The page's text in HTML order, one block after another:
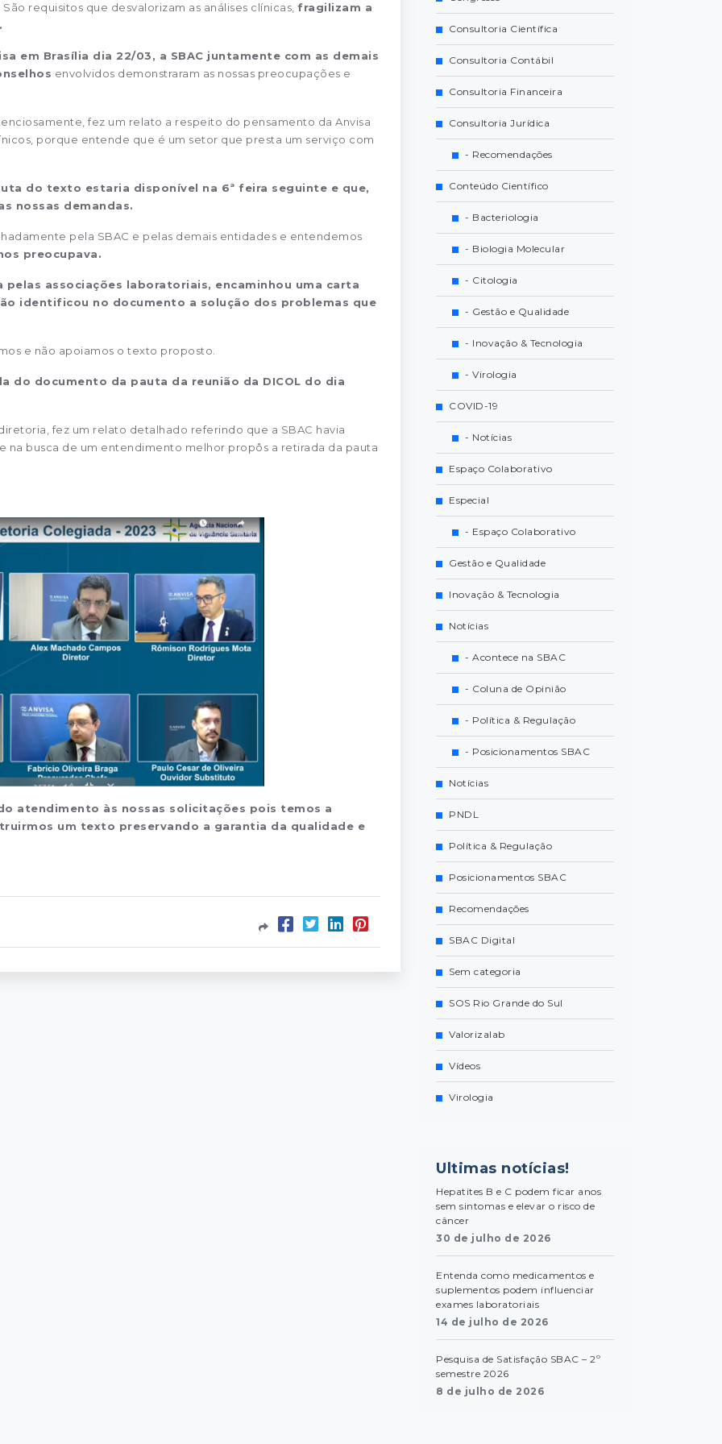
São requisitos que desvalorizam as análises clínicas, fragilizam a
em Brasília dia 22/03, a SBAC juntamente com as demais
envolvidos demonstraram as nossas preocupações e
fez um relato a respeito do pensamento da Anvisa
porque entende que é um setor que presta um serviço com
do texto estaria disponível na 6ª feira seguinte e que,
nossas demandas.
pela SBAC e pelas demais entidades e entendemos
preocupava.
pelas associações laboratoriais, encaminhou uma carta
identificou no documento a solução dos problemas que
e não apoiamos o texto proposto.
do documento da pauta da reunião da DICOL do dia
fez um relato detalhado referindo que a SBAC havia
busca de um entendimento melhor propôs a retirada da pauta
atendimento às nossas solicitações pois temos a
um texto preservando a garantia da qualidade e
Consultoria Científica
Consultoria Contábil
Consultoria Financeira
Consultoria Jurídica
- Recomendações
Conteúdo Científico
- Bacteriologia
- Biologia Molecular
- Citologia
- Gestão e Qualidade
- Inovação & Tecnologia
- Virologia
COVID-19
- Notícias
Espaço Colaborativo
Especial
- Espaço Colaborativo
Gestão e Qualidade
Inovação & Tecnologia
Notícias
- Acontece na SBAC
- Coluna de Opinião
- Política & Regulação
- Posicionamentos SBAC
Notícias
PNDL
Política & Regulação
Posicionamentos SBAC
Recomendações
SBAC Digital
Sem categoria
SOS Rio Grande do Sul
Valorizalab
Vídeos
Virologia
Ultimas notícias!
Hepatites B e C podem ficar anos
sem sintomas e elevar o risco de
câncer
30 de julho de 2026
Entenda como medicamentos e
suplementos podem influenciar
exames laboratoriais
14 de julho de 2026
Pesquisa de Satisfação SBAC – 2º
semestre 2026
8 de julho de 2026